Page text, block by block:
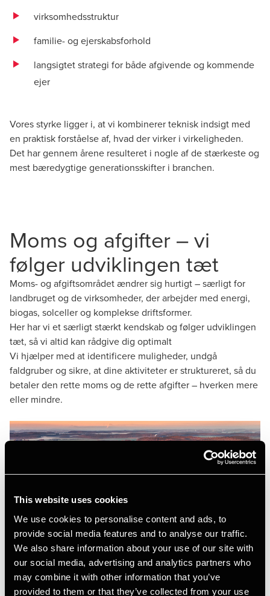
This website uses cookies
We use cookies to personalise content and ads, to
provide social media features and to analyse our traffic.
We also share information about your use of our site with
our social media, advertising and analytics partners who
may combine it with other information that you’ve
provided to them or that they’ve collected from your use
virksomhedsstruktur
familie- og ejerskabsforhold
langsigtet strategi for både afgivende og kommende
ejer
Vores styrke ligger i, at vi kombinerer teknisk indsigt med
en praktisk forståelse af, hvad der virker i virkeligheden.
Det har gennem årene resulteret i nogle af de stærkeste og
mest bæredygtige generationsskifter i branchen.
Moms og afgifter – vi
følger udviklingen tæt
Moms- og afgiftsområdet ændrer sig hurtigt – særligt for
landbruget og de virksomheder, der arbejder med energi,
biogas, solceller og komplekse driftsformer.
Her har vi et særligt stærkt kendskab og følger udviklingen
tæt, så vi altid kan rådgive dig optimalt
Vi hjælper med at identificere muligheder, undgå
faldgruber og sikre, at dine aktiviteter er struktureret, så du
betaler den rette moms og de rette afgifter – hverken mere
eller mindre.